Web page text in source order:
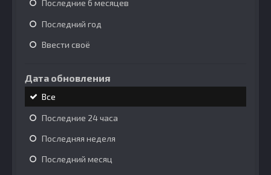
Последние 6 месяцев
Последний год
Ввести своё
Дата обновления
Все
Последние 24 часа
Последняя неделя
Последний месяц